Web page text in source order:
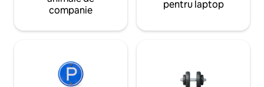
companie
pentru laptop